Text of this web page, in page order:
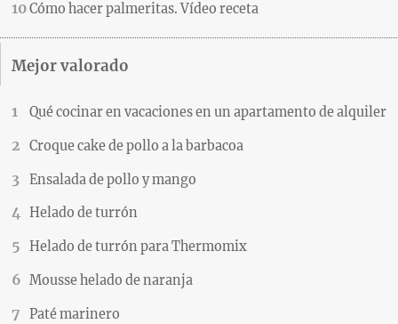
Cómo hacer palmeritas. Vídeo receta
Mejor valorado
Qué cocinar en vacaciones en un apartamento de alquiler
Croque cake de pollo a la barbacoa
Ensalada de pollo y mango
Helado de turrón
Helado de turrón para Thermomix
Mousse helado de naranja
Paté marinero